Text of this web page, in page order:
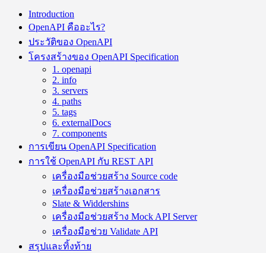
Introduction
OpenAPI คืออะไร?
ประวัติของ OpenAPI
โครงสร้างของ OpenAPI Specification
1. openapi
2. info
3. servers
4. paths
5. tags
6. externalDocs
7. components
การเขียน OpenAPI Specification
การใช้ OpenAPI กับ REST API
เครื่องมือช่วยสร้าง Source code
เครื่องมือช่วยสร้างเอกสาร
Slate & Widdershins
เครื่องมือช่วยสร้าง Mock API Server
เครื่องมือช่วย Validate API
สรุปและทิ้งท้าย